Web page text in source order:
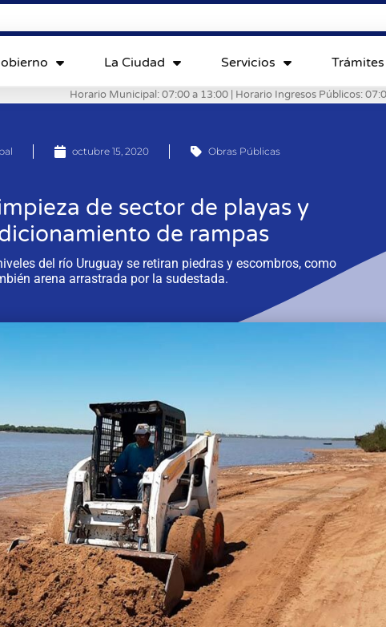
La Ciudad Servicios Trámites
Horario Municipal: 07:00 a 13:00 | Horario Ingresos Públicos:
octubre 15, 2020 Obras Públicas
de sector de playas y
de rampas
del río Uruguay se retiran piedras y escombros, como
arena arrastrada por la sudestada.